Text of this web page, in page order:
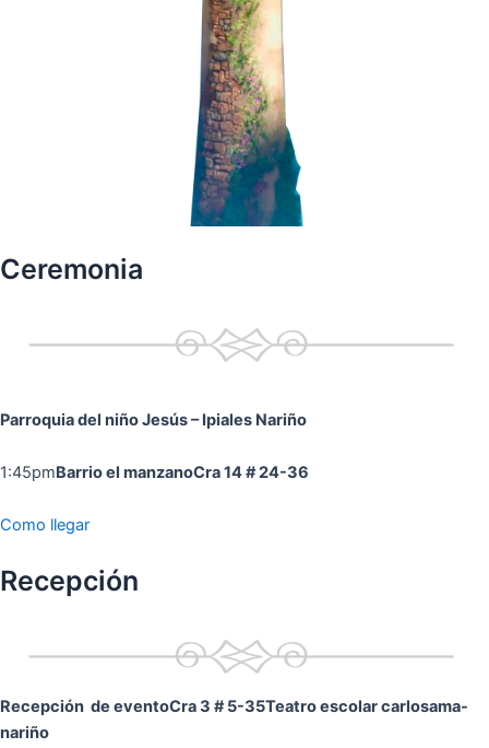
Ceremonia
Parroquia del niño Jesús– Ipiales Nariño
1:45pmBarrio el manzanoCra 14 # 24-36
Como llegar
Recepción
Recepción de eventoCra 3 # 5-35Teatro escolar carlosama-
nariño